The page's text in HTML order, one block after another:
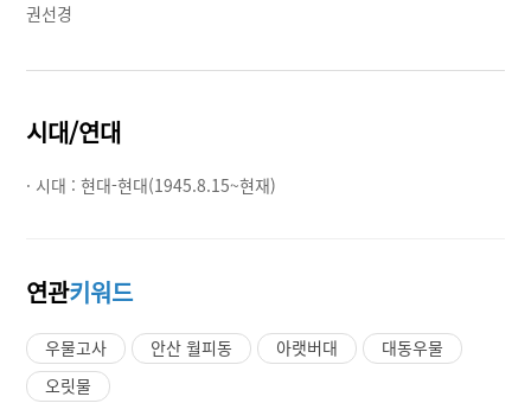
권선경
시대/연대
· 시대 :현대-현대(1945.8.15~현재)
연관키워드
우물고사 안산 월피동 아랫버대
대동우물
오릿물